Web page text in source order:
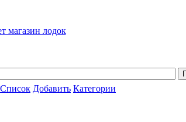
Список Добавить Категории